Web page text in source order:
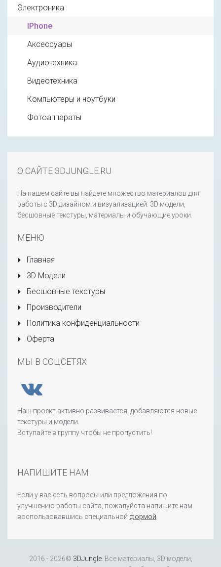
Электроника
IPhone
Аксессуары
Аудиотехника
Видеотехника
Компьютеры и ноутбуки
Фотоаппараты
О САЙТЕ 3DJUNGLE.RU
На нашем сайте вы найдете множество материалов для
работы с 3D дизайном и визуализацией: 3D модели,
бесшовные текстуры, материалы и обучающие уроки.
МЕНЮ
Главная
3D Модели
Бесшовные текстуры
Производители
Политика конфиденциальности
Оферта
МЫ В СОЦСЕТЯХ
Наш проект активно развивается, добавляются новые
текстуры и модели.
Вступайте в группу чтобы не пропустить!
НАПИШИТЕ НАМ
Если у вас есть вопросы или предложения по
улучшению работы сайта, пожалуйста напишите нам
воспользовавшись специальной формой
2016 - 2026© 3DJungle. Все материалы, 3D модели,